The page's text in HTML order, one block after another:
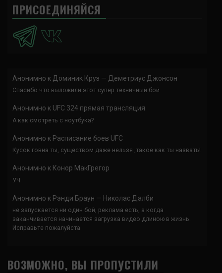
ПРИСОЕДИНЯЙСЯ
Анонимно к Доминик Круз — Деметриус Джонсон
Спасибо что выложили этот супер техничный бой
Анонимно к UFC 324 прямая трансляция
А как смотреть с ноутбука?
Анонимно к Расписание боев UFC
Кусок говна ты, существом даже нельзя ,такое как ты назвать!
Анонимно к Конор МакГрегор
УЧ
Анонимно к Рэнди Браун — Николас Далби
не запускается ни один бой, реклама есть, а когда
заканчивается начинается загрузка видео длиною в жизнь.
Исправьте пожалуйста
ВОЗМОЖНО, ВЫ ПРОПУСТИЛИ